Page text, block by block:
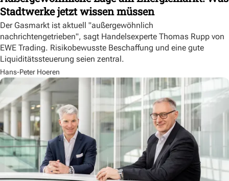
Stadtwerke jetzt wissen müssen
Der Gasmarkt ist aktuell "außergewöhnlich
nachrichtengetrieben", sagt Handelsexperte Thomas Rupp von
EWE Trading. Risikobewusste Beschaffung und eine gute
Liquiditätssteuerung seien zentral.
Hans-Peter Hoeren